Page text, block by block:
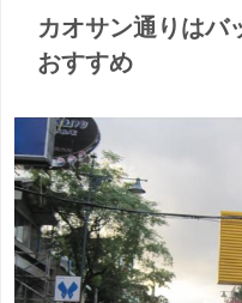
カオサン通りはバ
おすすめ